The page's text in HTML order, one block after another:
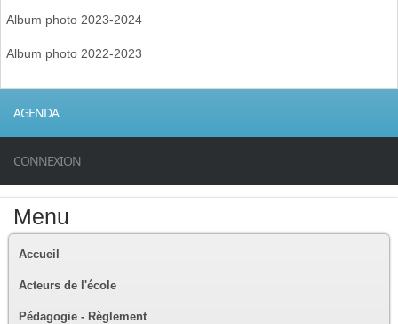
Album photo 2023-2024
Album photo 2022-2023
AGENDA
CONNEXION
Menu
Accueil
Acteurs de l'école
Pédagogie - Règlement